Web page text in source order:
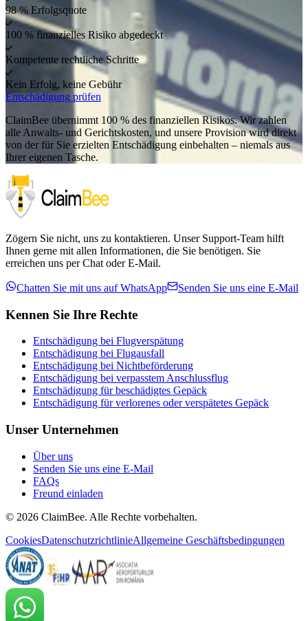
98 % Erfolgsquote
100 % finanzielles Risiko abgedeckt
Kompetente rechtliche Schritte
Kein Erfolg, keine Gebühr
Entschädigung prüfen
ClaimBee übernimmt 100 % des finanziellen Risikos. Wir zahlen
alle Anwalts- und Gerichtskosten, und unsere Provision wird direkt
von der für Sie erzielten Entschädigung einbehalten – niemals aus
Ihrer eigenen Tasche.
Zögern Sie nicht, uns zu kontaktieren. Unser Support-Team hilft
Ihnen gerne mit allen Informationen, die Sie benötigen. Sie
erreichen uns per Chat oder E-Mail.
Chatten Sie mit uns auf WhatsApp Senden Sie uns eine E-Mail
Kennen Sie Ihre Rechte
Entschädigung bei Flugverspätung
Entschädigung bei Flugausfall
Entschädigung bei Nichtbeförderung
Entschädigung bei verpasstem Anschlussflug
Entschädigung für beschädigtes Gepäck
Entschädigung für verlorenes oder verspätetes Gepäck
Unser Unternehmen
Über uns
Senden Sie uns eine E-Mail
FAQs
Freund einladen
© 2026 ClaimBee. Alle Rechte vorbehalten.
CookiesDatenschutzrichtlinieAllgemeine Geschäftsbedingungen